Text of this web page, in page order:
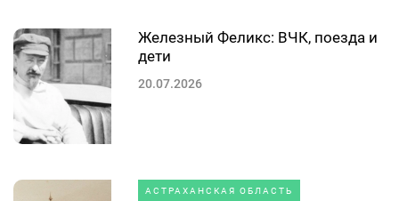
Железный Феликс: ВЧК, поезда и
дети
20.07.2026
АСТРАХАНСКАЯ ОБЛАСТЬ